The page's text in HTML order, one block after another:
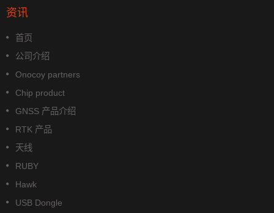
资讯
首页
公司介绍
Onocoy partners
Chip product
GNSS 产品介绍
RTK 产品
天线
RUBY
Hawk
USB Dongle